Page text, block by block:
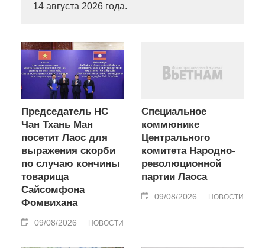
14 августа 2026 года.
Председатель НС
Чан Тхань Ман
посетит Лаос для
выражения скорби
по случаю кончины
товарища
Сайсомфона
Фомвихана
09/08/2026 НОВОСТИ
Специальное
коммюнике
Центрального
комитета Народно-
революционной
партии Лаоса
09/08/2026 НОВОСТИ